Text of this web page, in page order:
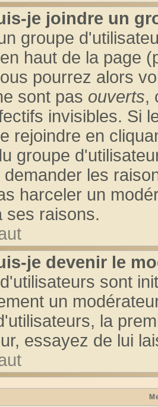
je joindre un
groupe
en haut de la page
pourrez alors
sont pas ouverts,
invisibles. Si
rejoindre en
groupe
les
harceler un
ses raisons.
je devenir le
sont
un
la
essayez de lui